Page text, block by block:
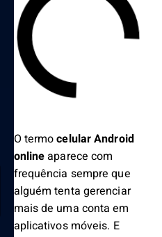
O termocelular Android
onlineaparece com
frequência sempre que
alguém tenta gerenciar
mais de uma conta em
aplicativos móveis. E